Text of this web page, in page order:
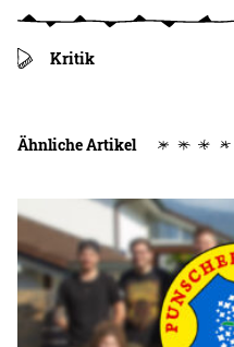
Kritik
Ähnliche Artikel